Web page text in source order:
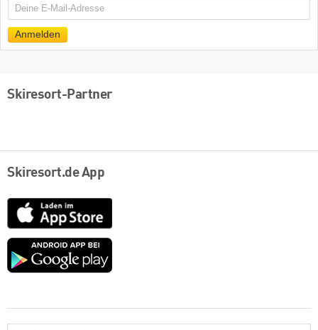
E-
Anmelden
Skiresort-Partner
Skiresort.de App
App
Store
Google